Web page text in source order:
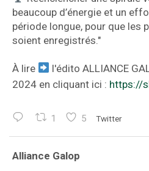
beaucoup d’énergie et un
période longue, pour que les
soient enregistrés."
À lire
l'édito ALLIANCE
2024 en cliquant ici : https://
1 5 Twitter
Alliance Galop